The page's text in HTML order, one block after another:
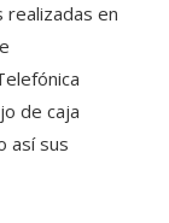
en
de caja
así sus